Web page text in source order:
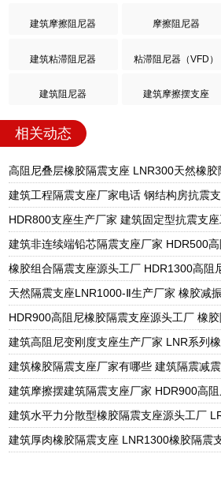
建筑摩擦阻尼器 摩擦阻尼器
建筑粘滞阻尼器 粘滞阻尼器（VFD）
建筑阻尼器 建筑摩擦摆支座
相关动态